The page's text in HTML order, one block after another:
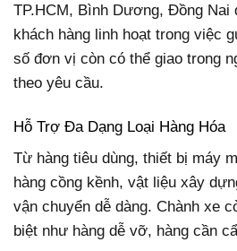
TP.HCM, Bình Dương, Đồng Nai
khách hàng linh hoạt trong việc
số đơn vị còn có thể giao trong
theo yêu cầu.
Hỗ Trợ Đa Dạng Loại Hàng Hóa
Từ hàng tiêu dùng, thiết bị máy
hàng cồng kềnh, vật liệu xây
vận chuyển dễ dàng. Chành xe
biệt như hàng dễ vỡ, hàng cần